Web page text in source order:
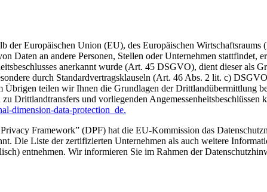
Europäischen Union (EU), des Europäischen
Daten an andere Personen, Stellen oder Unternehmen stattfindet,
anerkannt wurde (Art. 45 DSGVO), dient dieser als
durch Standardvertragsklauseln (Art. 46 Abs. 2 lit. c)
teilen wir Ihnen die Grundlagen der Drittlandübermittlung
Drittlandtransfers und vorliegenden
dimension-data-protection_de.
Framework” (DPF) hat die EU-Kommission das
Die Liste der zertifizierten Unternehmen als auch weitere
entnehmen. Wir informieren Sie im Rahmen der